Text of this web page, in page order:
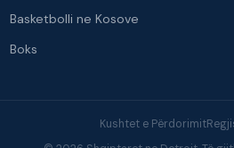
Basketbolli ne Kosove
Boks
Kushtet e Përdorimit